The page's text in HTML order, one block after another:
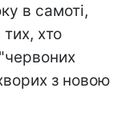
в самоті,
хто
з новою